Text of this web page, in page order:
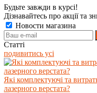
Будьте завжди в курсі!
Дізнавайтесь про акції та
Новости магазина
Статті
подивитись усі
Які комплектуючі та
лазерного верстата?